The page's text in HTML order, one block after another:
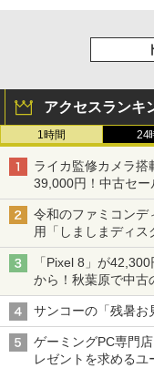
アクセスランキ
1時間 24
ライカ監修カメラ搭
39,000円！中古セー
令和のファミコンデ
用「しましまディス
「Pixel 8」が
から！秋葉原で中古
サンコーの「残暑お
ゲーミングPC専門
レゼントを求めるユ